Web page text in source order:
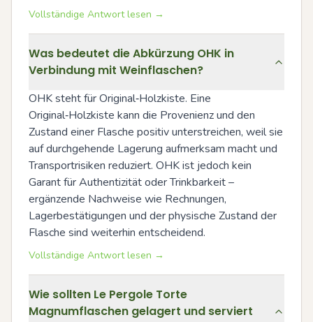
Vollständige Antwort lesen →
Was bedeutet die Abkürzung OHK in
Verbindung mit Weinflaschen?
OHK steht für Original‑Holzkiste. Eine
Original‑Holzkiste kann die Provenienz und den
Zustand einer Flasche positiv unterstreichen, weil sie
auf durchgehende Lagerung aufmerksam macht und
Transportrisiken reduziert. OHK ist jedoch kein
Garant für Authentizität oder Trinkbarkeit –
ergänzende Nachweise wie Rechnungen,
Lagerbestätigungen und der physische Zustand der
Flasche sind weiterhin entscheidend.
Vollständige Antwort lesen →
Wie sollten Le Pergole Torte
Magnumflaschen gelagert und serviert